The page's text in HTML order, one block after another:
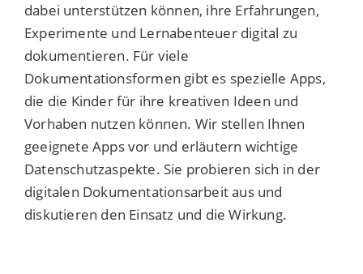
dabei unterstützen können, ihre Erfahrungen,
Experimente und Lernabenteuer digital zu
dokumentieren. Für viele
Dokumentationsformen gibt es spezielle Apps,
die die Kinder für ihre kreativen Ideen und
Vorhaben nutzen können. Wir stellen Ihnen
geeignete Apps vor und erläutern wichtige
Datenschutzaspekte. Sie probieren sich in der
digitalen Dokumentationsarbeit aus und
diskutieren den Einsatz und die Wirkung.